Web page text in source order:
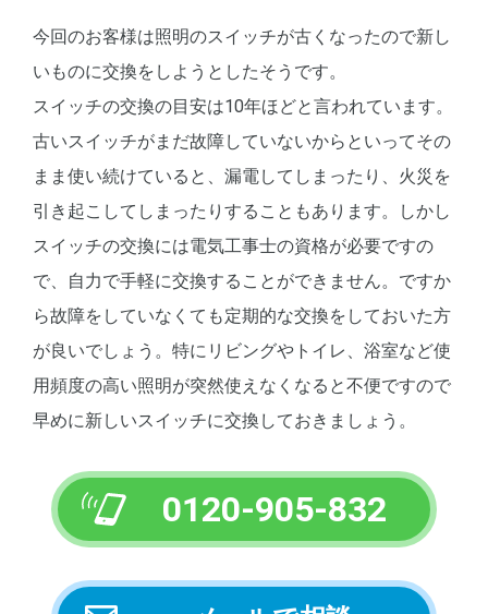
今回のお客様は照明のスイッチが古くなったので新し
いものに交換をしようとしたそうです。
スイッチの交換の目安は10年ほどと言われています。
古いスイッチがまだ故障していないからといってその
まま使い続けていると、漏電してしまったり、火災を
引き起こしてしまったりすることもあります。しかし
スイッチの交換には電気工事士の資格が必要ですの
で、自力で手軽に交換することができません。ですか
ら故障をしていなくても定期的な交換をしておいた方
が良いでしょう。特にリビングやトイレ、浴室など使
用頻度の高い照明が突然使えなくなると不便ですので
早めに新しいスイッチに交換しておきましょう。
0120-905-832